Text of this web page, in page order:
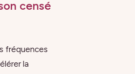
censé
fréquences
la